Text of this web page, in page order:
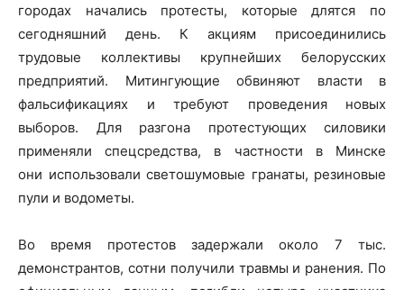
городах начались протесты, которые длятся по
сегодняшний день. К акциям присоединились
трудовые коллективы крупнейших белорусских
предприятий. Митингующие обвиняют власти в
фальсификациях и требуют проведения новых
выборов. Для разгона протестующих силовики
применяли спецсредства, в частности в Минске
они использовали светошумовые гранаты, резиновые
пули и водометы.
Во время протестов задержали около 7 тыс.
демонстрантов, сотни получили травмы и ранения. По